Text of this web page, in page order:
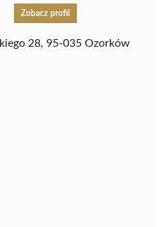
Zobacz profil
28, 95-035 Ozorków